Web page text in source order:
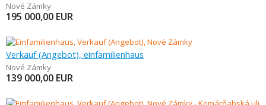
Nové Zámky
195 000,00 EUR
Verkauf (Angebot), einfamilienhaus
Nové Zámky
139 000,00 EUR